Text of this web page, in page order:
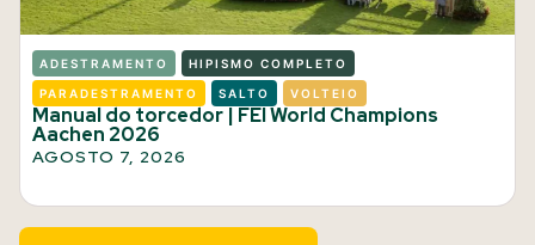
ADESTRAMENTO HIPISMO COMPLETO
PARADESTRAMENTO SALTO VOLTEIO
Manual do torcedor | FEI World Champions
Aachen 2026
AGOSTO 7, 2026